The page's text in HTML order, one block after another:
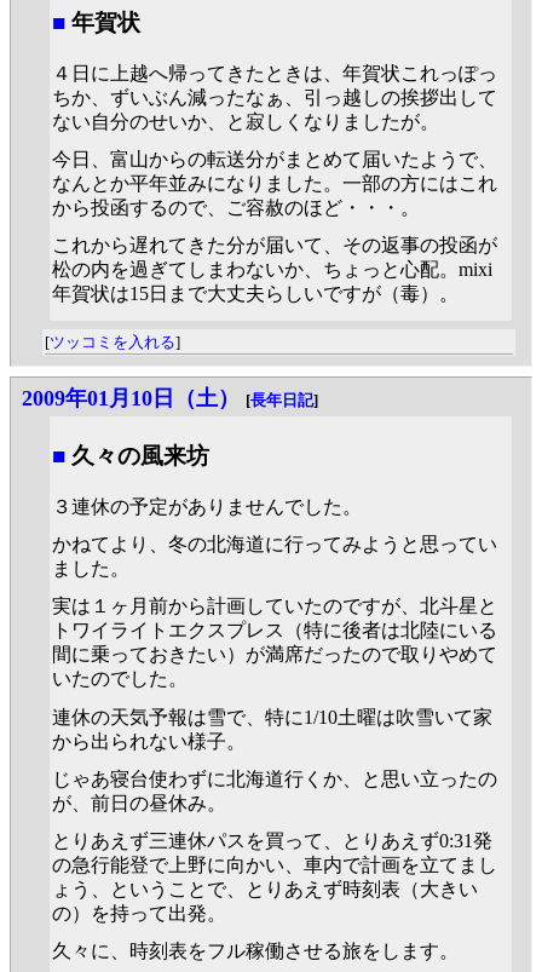
■ 年賀状
４日に上越へ帰ってきたときは、年賀状これっぽっ
ちか、ずいぶん減ったなぁ、引っ越しの挨拶出して
ない自分のせいか、と寂しくなりましたが。
今日、富山からの転送分がまとめて届いたようで、
なんとか平年並みになりました。一部の方にはこれ
から投函するので、ご容赦のほど・・・。
これから遅れてきた分が届いて、その返事の投函が
松の内を過ぎてしまわないか、ちょっと心配。mixi
年賀状は15日まで大丈夫らしいですが（毒）。
[ツッコミを入れる]
2009年01月10日（土） [長年日記]
■ 久々の風来坊
３連休の予定がありませんでした。
かねてより、冬の北海道に行ってみようと思ってい
ました。
実は１ヶ月前から計画していたのですが、北斗星と
トワイライトエクスプレス（特に後者は北陸にいる
間に乗っておきたい）が満席だったので取りやめて
いたのでした。
連休の天気予報は雪で、特に1/10土曜は吹雪いて家
から出られない様子。
じゃあ寝台使わずに北海道行くか、と思い立ったの
が、前日の昼休み。
とりあえず三連休パスを買って、とりあえず0:31発
の急行能登で上野に向かい、車内で計画を立てまし
ょう、ということで、とりあえず時刻表（大きい
の）を持って出発。
久々に、時刻表をフル稼働させる旅をします。